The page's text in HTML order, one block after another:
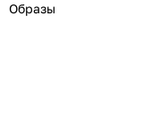
Образы